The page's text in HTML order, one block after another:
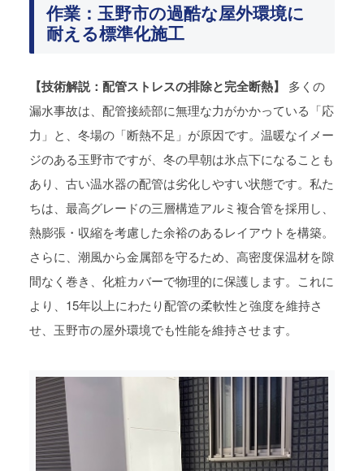
作業：玉野市の過酷な屋外環境に
耐える標準化施工
【技術解説：配管ストレスの排除と完全断熱】
多くの
漏水事故は、配管接続部に無理な力がかかっている「応
力」と、冬場の「断熱不足」が原因です。温暖なイメー
ジのある玉野市ですが、冬の早朝は氷点下になることも
あり、古い温水器の配管は劣化しやすい状態です。私た
ちは、最高グレードの三層構造アルミ複合管を採用し、
熱膨張・収縮を考慮した余裕のあるレイアウトを構築。
さらに、潮風から金属部を守るため、高密度保温材を隙
間なく巻き、化粧カバーで物理的に保護します。これに
より、15年以上にわたり配管の柔軟性と強度を維持さ
せ、玉野市の屋外環境でも性能を維持させます。